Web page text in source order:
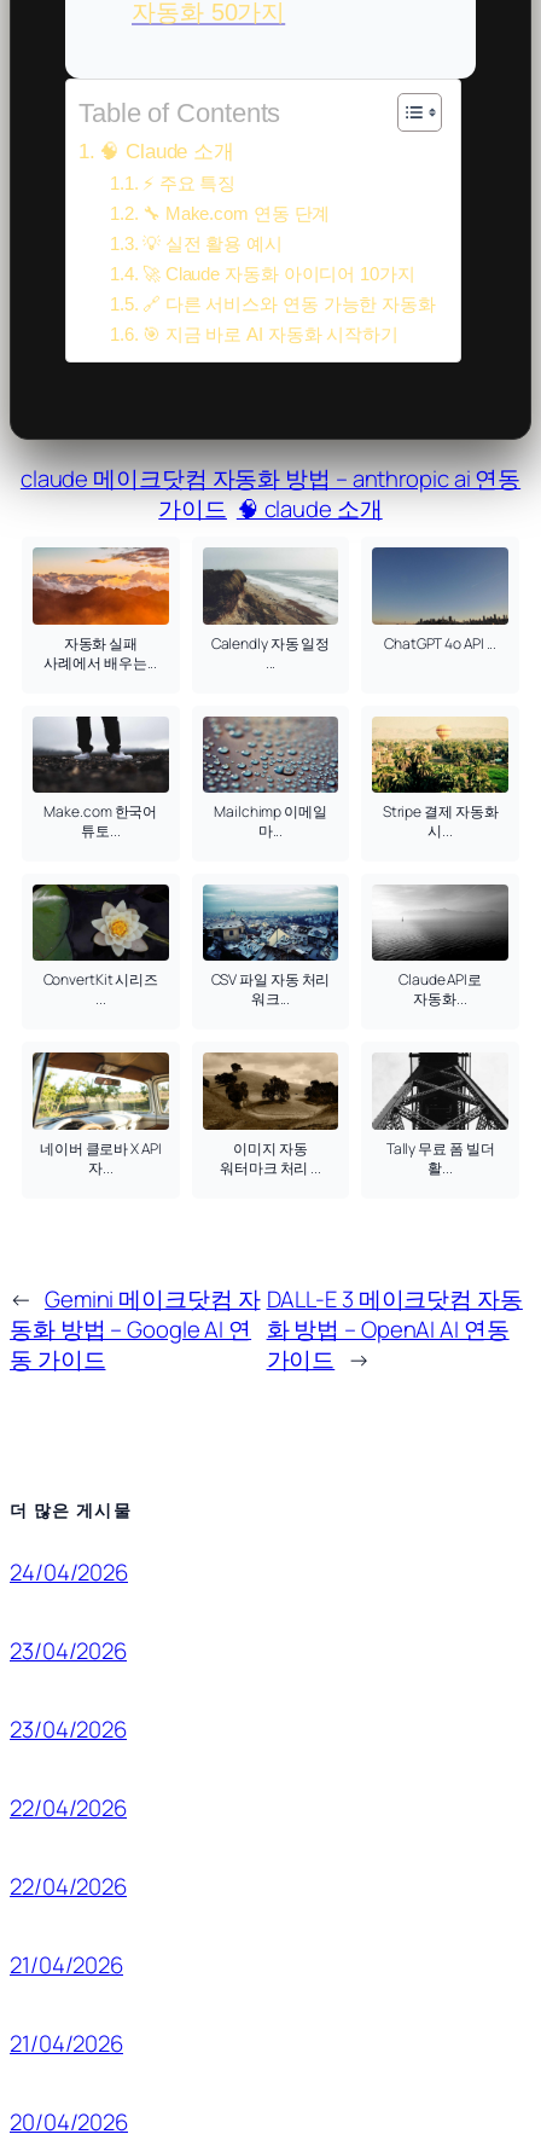
자동화 50가지
Table of Contents
🧠 Claude 소개
⚡ 주요 특징
🔧 Make.com 연동 단계
💡 실전 활용 예시
🚀 Claude 자동화 아이디어 10가지
🔗 다른 서비스와 연동 가능한 자동화
🎯 지금 바로 AI 자동화 시작하기
claude 메이크닷컴 자동화 방법 – anthropic ai 연동
가이드 🧠 claude 소개
자동화 실패
사례에서 배우는...
Calendly 자동 일정
...
ChatGPT 4o API ...
Make.com 한국어
튜토...
Mailchimp 이메일
마...
Stripe 결제 자동화
시...
ConvertKit 시리즈
...
CSV 파일 자동 처리
워크...
Claude API로
자동화...
네이버 클로바 X API
자...
이미지 자동
워터마크 처리 ...
Tally 무료 폼 빌더
활...
← Gemini 메이크닷컴 자
동화 방법 – Google AI 연
동 가이드
DALL-E 3 메이크닷컴 자동
화 방법 – OpenAI AI 연동
가이드 →
더 많은 게시물
24/04/2026
23/04/2026
23/04/2026
22/04/2026
22/04/2026
21/04/2026
21/04/2026
20/04/2026